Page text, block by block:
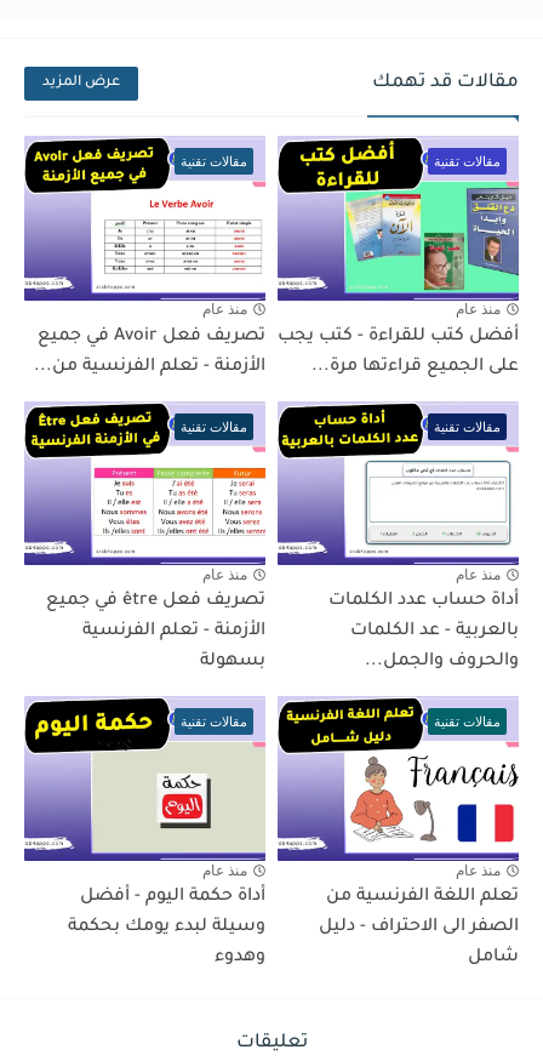
مقالات قد تهمك عرض المزيد
مقالات تقنية
منذ عام
أفضل كتب للقراءة - كتب يجب
على الجميع قراءتها مرة...
مقالات تقنية
منذ عام
تصريف فعل Avoir في جميع
الأزمنة - تعلم الفرنسية من...
مقالات تقنية
منذ عام
أداة حساب عدد الكلمات
بالعربية - عد الكلمات
والحروف والجمل...
مقالات تقنية
منذ عام
تصريف فعل être في جميع
الأزمنة - تعلم الفرنسية
بسهولة
مقالات تقنية
منذ عام
تعلم اللغة الفرنسية من
الصفر الى الاحتراف - دليل
شامل
مقالات تقنية
منذ عام
أداة حكمة اليوم - أفضل
وسيلة لبدء يومك بحكمة
وهدوء
تعليقات